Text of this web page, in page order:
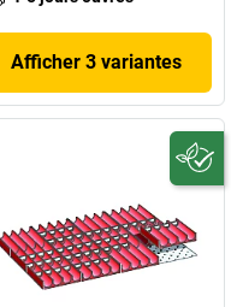
Afficher 3 variantes